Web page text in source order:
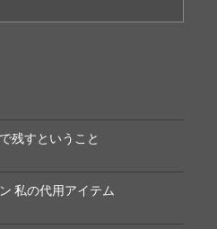
残すということ
私の代用アイテム